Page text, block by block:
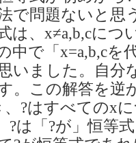
で問題ないと思
は、x≠a,b,cにつ
中で「x=a,b,cを
いました。自分
。この解答を逆
、?はすべてのx
?は「?が」恒等